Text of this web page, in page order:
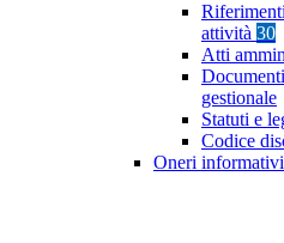
attività 30
Atti
gestionale
Statuti e
Codice
Oneri